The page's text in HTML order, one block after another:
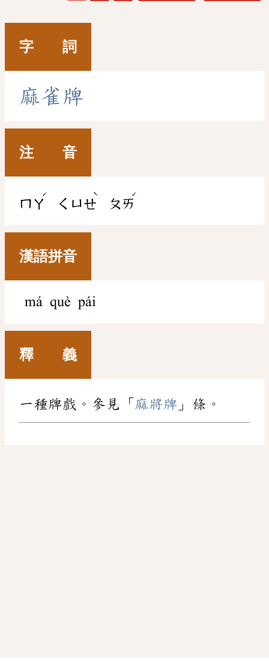
字 詞
麻雀 牌
注 音
ㄇㄚ
ˊ
ㄑㄩㄝ
ˋ
ㄆㄞ
ˊ
漢語拼音
má què pái
釋 義
一種牌戲。參見「 麻將牌 」條。